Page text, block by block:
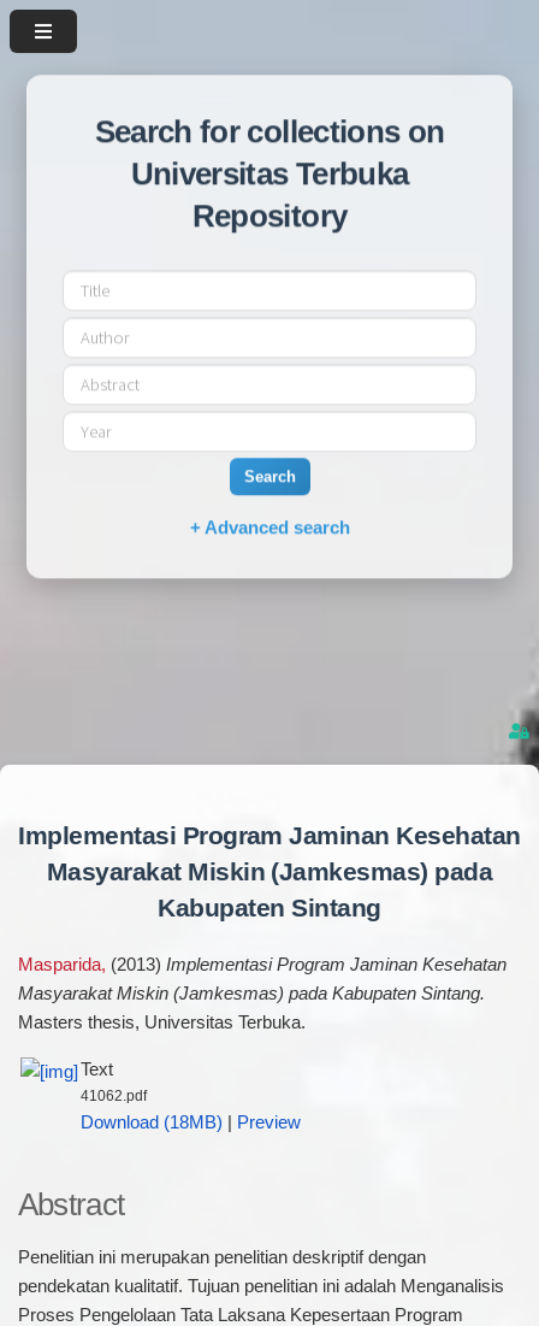
Search for collections on
Universitas Terbuka
Repository
Search
+ Advanced search
Implementasi Program Jaminan Kesehatan
Masyarakat Miskin (Jamkesmas) pada
Kabupaten Sintang
Masparida, (2013) Implementasi Program Jaminan Kesehatan
Masyarakat Miskin (Jamkesmas) pada Kabupaten Sintang.
Masters thesis, Universitas Terbuka.
Text
41062.pdf
Download (18MB) Preview
Abstract
Penelitian ini merupakan penelitian deskriptif dengan
pendekatan kualitatif. Tujuan penelitian ini adalah Menganalisis
Proses Pengelolaan Tata Laksana Kepesertaan Program